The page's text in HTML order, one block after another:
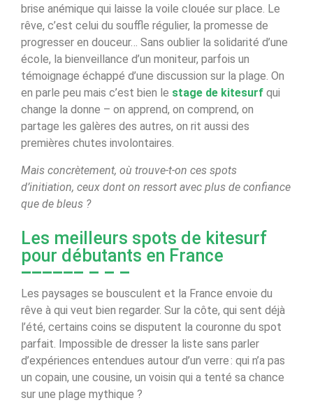
brise anémique qui laisse la voile clouée sur place. Le
rêve, c’est celui du souffle régulier, la promesse de
progresser en douceur… Sans oublier la solidarité d’une
école, la bienveillance d’un moniteur, parfois un
témoignage échappé d’une discussion sur la plage. On
en parle peu mais c’est bien le stage de kitesurf qui
change la donne – on apprend, on comprend, on
partage les galères des autres, on rit aussi des
premières chutes involontaires.
Mais concrètement, où trouve-t-on ces spots
d’initiation, ceux dont on ressort avec plus de confiance
que de bleus ?
Les meilleurs spots de kitesurf
pour débutants en France
Les paysages se bousculent et la France envoie du
rêve à qui veut bien regarder. Sur la côte, qui sent déjà
l’été, certains coins se disputent la couronne du spot
parfait. Impossible de dresser la liste sans parler
d’expériences entendues autour d’un verre : qui n’a pas
un copain, une cousine, un voisin qui a tenté sa chance
sur une plage mythique ?